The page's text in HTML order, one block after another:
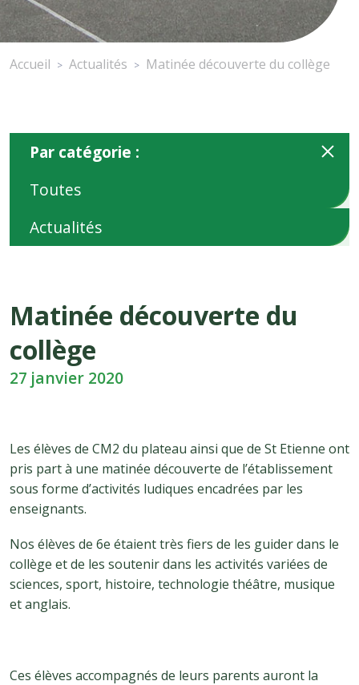
Accueil > Actualités > Matinée découverte du collège
Par catégorie :
Toutes
Actualités
Matinée découverte du
collège
27 janvier 2020
Les élèves de CM2 du plateau ainsi que de St Etienne ont
pris part à une matinée découverte de l’établissement
sous forme d’activités ludiques encadrées par les
enseignants.
Nos élèves de 6e étaient très fiers de les guider dans le
collège et de les soutenir dans les activités variées de
sciences, sport, histoire, technologie théâtre, musique
et anglais.
Ces élèves accompagnés de leurs parents auront la